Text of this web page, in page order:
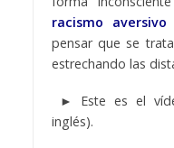
racismo aversivo
pensar que se
estrechando las
► Este es el
inglés).